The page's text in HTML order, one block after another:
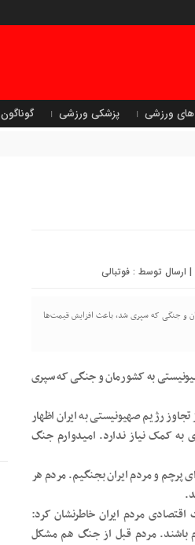
ورزشی پزشکی ورزشی گوناگون
| ارسال توسط : فوتبالی
و جنگی که سپری شد، باعث افزایش قیمت‌ها
به کشورمان و جنگی که سپری
رژیم صهیونیستی به ایران اظهار
کمک نیاز ندارد. امیدوارم جنگ
پرچم و مردم ایران بجنگیم. مردم هر
اقتصادی مردم ایران خاطرنشان کرد:
باشند. مردم قبل از جنگ هم مشکل